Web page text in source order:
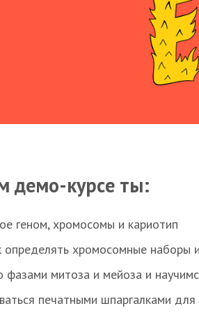
демо-курсе ты:
геном, хромосомы и кариотип
определять хромосомные наборы
фазами митоза и мейоза и
печатными шпаргалками